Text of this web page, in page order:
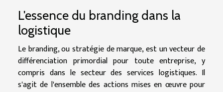
L'essence du branding dans la
logistique
Le branding, ou stratégie de marque, est un vecteur de
différenciation primordial pour toute entreprise, y
compris dans le secteur des services logistiques. Il
s'agit de l'ensemble des actions mises en œuvre pour